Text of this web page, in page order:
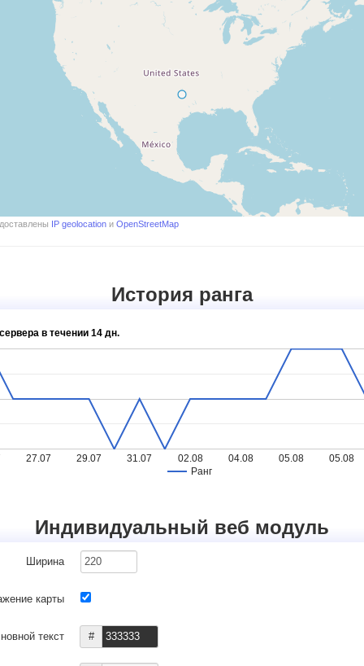
IP geolocation и OpenStreetMap
История ранга
в течении 14 дн.
Ранг
27.07 29.07 31.07 02.08 04.08 05.08 05.08
Индивидуальный веб модуль
Ширина
карты
текст #